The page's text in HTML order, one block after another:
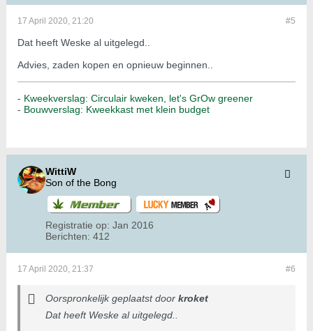
#5
17 April 2020, 21:20
Dat heeft Weske al uitgelegd..
Advies, zaden kopen en opnieuw beginnen..
- Kweekverslag: Circulair kweken, let's GrOw greener
- Bouwverslag: Kweekkast met klein budget
WittiW
Son of the Bong
Registratie op: Jan 2016
Berichten: 412
#6
17 April 2020, 21:37
Oorspronkelijk geplaatst door kroket
Dat heeft Weske al uitgelegd..